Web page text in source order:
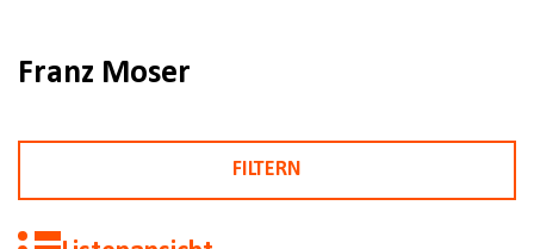
Jetzt registrieren
Franz Moser
FILTERN